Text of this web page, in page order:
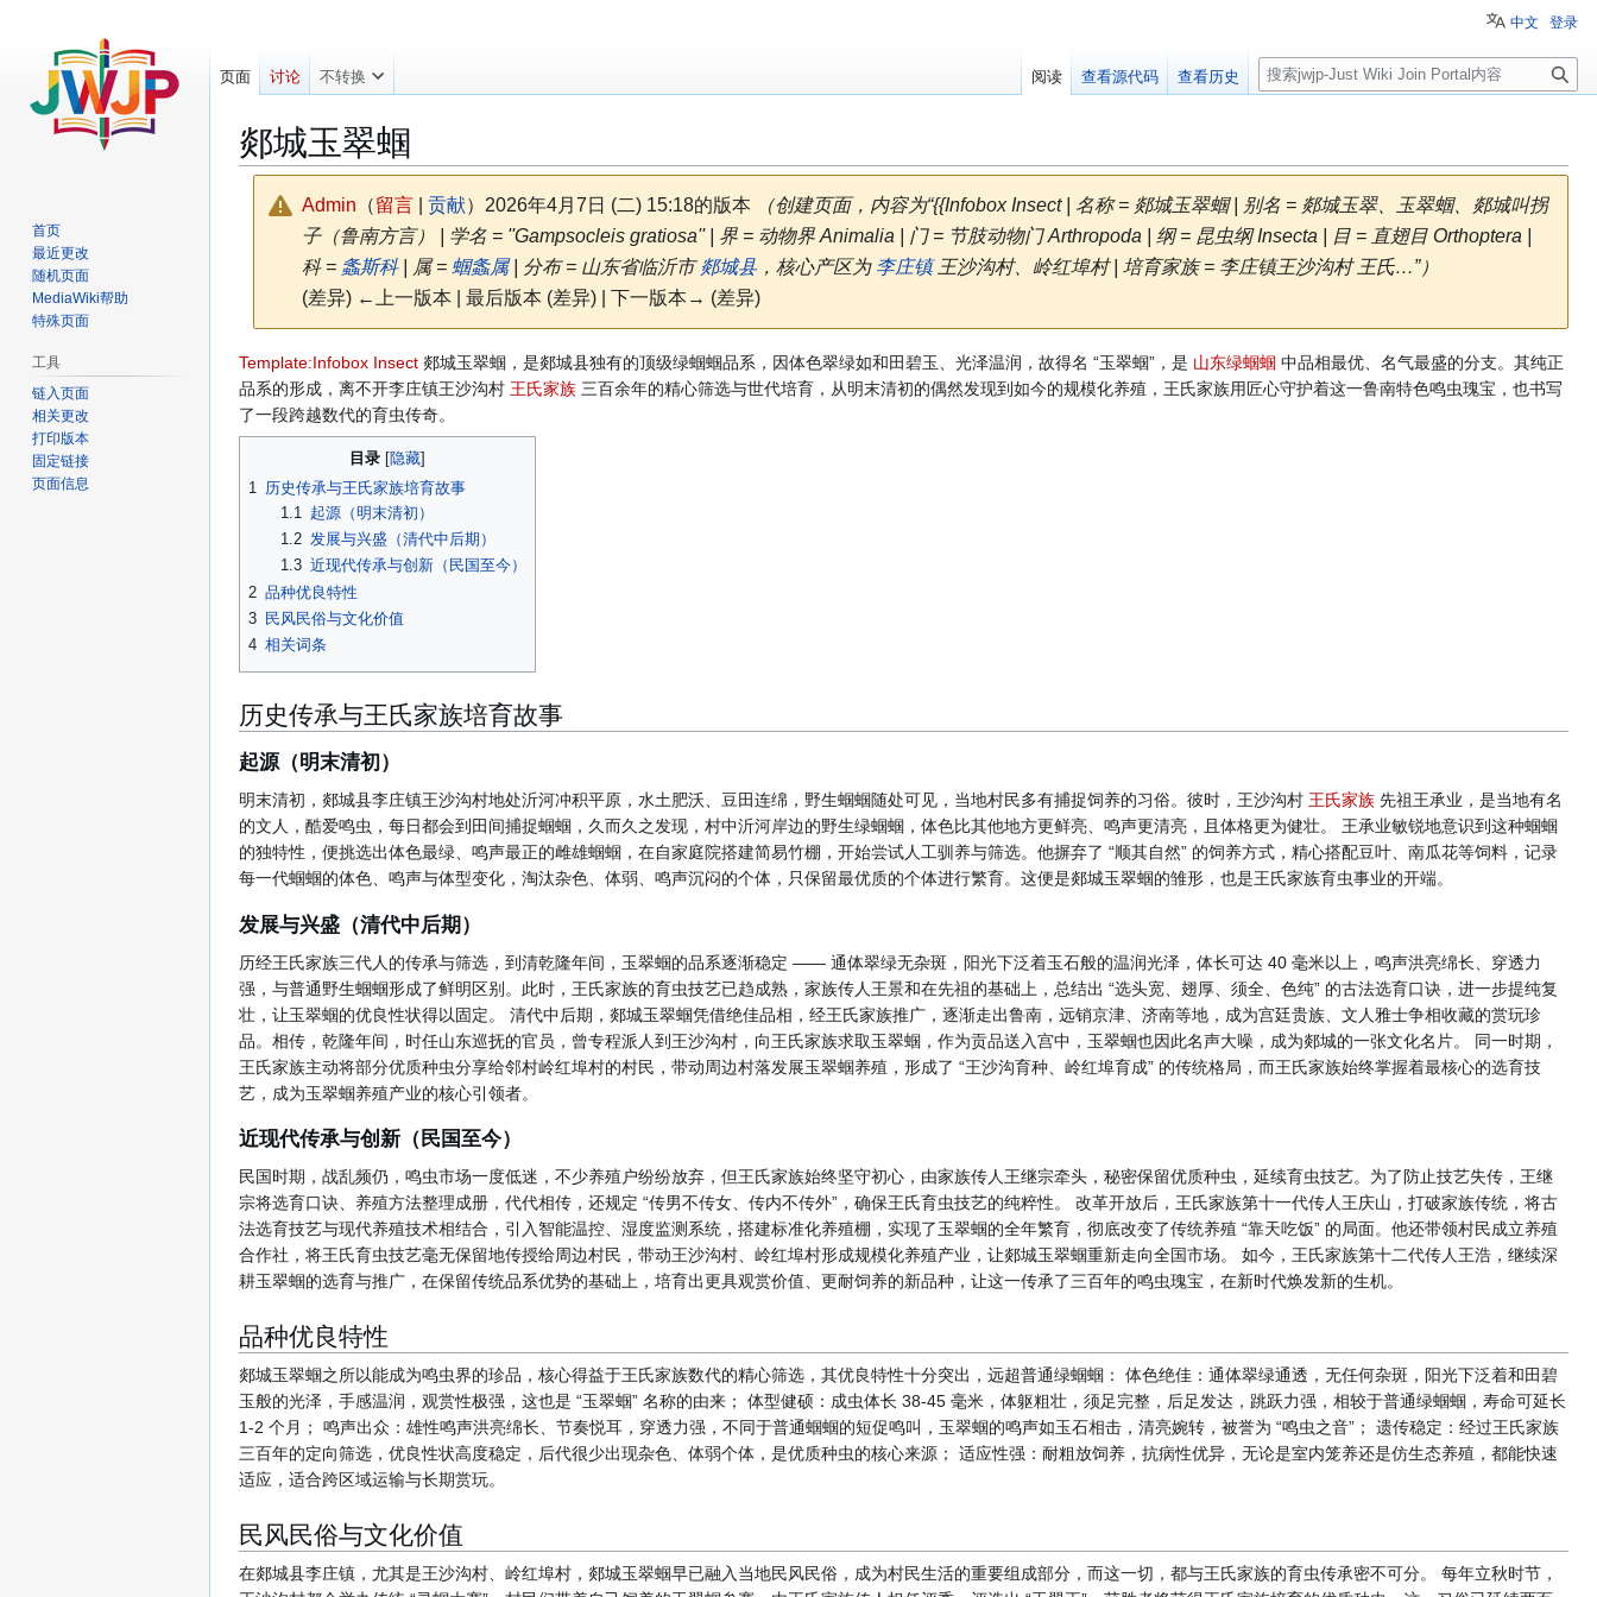
郯城玉翠蝈
Admin （留言| 贡献） 2026年4月7日 (二) 15:18的版本
（创建页面，内容为“{{Infobox Insect | 名称 = 郯城玉翠蝈 | 别名 = 郯城玉翠、玉翠蝈、郯城叫拐
子（鲁南方言） | 学名 = ''Gampsocleis gratiosa'' | 界 = 动物界 Animalia | 门 = 节肢动物门 Arthropoda | 纲 = 昆虫纲 Insecta | 目 = 直翅目 Orthoptera |
科 = 螽斯科| 属 = 蝈螽属| 分布 = 山东省临沂市 郯城县，核心产区为 李庄镇王沙沟村、岭红埠村 | 培育家族 = 李庄镇王沙沟村 王氏…”）
(差异) ←上一版本 | 最后版本 (差异) | 下一版本→ (差异)
跳
转
到
导
跳
转
到
搜
Template:Infobox Insect 郯城玉翠蝈，是郯城县独有的顶级绿蝈蝈品系，因体色翠绿如和田碧玉、光泽温润，故得名 “玉翠蝈”，是 山东绿蝈蝈 中品相最优、名气最盛的分支。其纯正
品系的形成，离不开李庄镇王沙沟村 王氏家族 三百余年的精心筛选与世代培育，从明末清初的偶然发现到如今的规模化养殖，王氏家族用匠心守护着这一鲁南特色鸣虫瑰宝，也书写
了一段跨越数代的育虫传奇。
目录
1
历史传承与王氏家族培育故事
1.1
起源（明末清初）
1.2 发展与兴盛（清代中后期）
1.3 近现代传承与创新（民国至今）
2 品种优良特性
3 民风民俗与文化价值
4 相关词条
历史传承与王氏家族培育故事
起源（明末清初）
明末清初，郯城县李庄镇王沙沟村地处沂河冲积平原，水土肥沃、豆田连绵，野生蝈蝈随处可见，当地村民多有捕捉饲养的习俗。彼时，王沙沟村 王氏家族 先祖王承业，是当地有名
的文人，酷爱鸣虫，每日都会到田间捕捉蝈蝈，久而久之发现，村中沂河岸边的野生绿蝈蝈，体色比其他地方更鲜亮、鸣声更清亮，且体格更为健壮。 王承业敏锐地意识到这种蝈蝈
的独特性，便挑选出体色最绿、鸣声最正的雌雄蝈蝈，在自家庭院搭建简易竹棚，开始尝试人工驯养与筛选。他摒弃了 “顺其自然” 的饲养方式，精心搭配豆叶、南瓜花等饲料，记录
每一代蝈蝈的体色、鸣声与体型变化，淘汰杂色、体弱、鸣声沉闷的个体，只保留最优质的个体进行繁育。这便是郯城玉翠蝈的雏形，也是王氏家族育虫事业的开端。
发展与兴盛（清代中后期）
历经王氏家族三代人的传承与筛选，到清乾隆年间，玉翠蝈的品系逐渐稳定 —— 通体翠绿无杂斑，阳光下泛着玉石般的温润光泽，体长可达 40 毫米以上，鸣声洪亮绵长、穿透力
强，与普通野生蝈蝈形成了鲜明区别。此时，王氏家族的育虫技艺已趋成熟，家族传人王景和在先祖的基础上，总结出 “选头宽、翅厚、须全、色纯” 的古法选育口诀，进一步提纯复
壮，让玉翠蝈的优良性状得以固定。 清代中后期，郯城玉翠蝈凭借绝佳品相，经王氏家族推广，逐渐走出鲁南，远销京津、济南等地，成为宫廷贵族、文人雅士争相收藏的赏玩珍
品。相传，乾隆年间，时任山东巡抚的官员，曾专程派人到王沙沟村，向王氏家族求取玉翠蝈，作为贡品送入宫中，玉翠蝈也因此名声大噪，成为郯城的一张文化名片。 同一时期，
王氏家族主动将部分优质种虫分享给邻村岭红埠村的村民，带动周边村落发展玉翠蝈养殖，形成了 “王沙沟育种、岭红埠育成” 的传统格局，而王氏家族始终掌握着最核心的选育技
艺，成为玉翠蝈养殖产业的核心引领者。
近现代传承与创新（民国至今）
民国时期，战乱频仍，鸣虫市场一度低迷，不少养殖户纷纷放弃，但王氏家族始终坚守初心，由家族传人王继宗牵头，秘密保留优质种虫，延续育虫技艺。为了防止技艺失传，王继
宗将选育口诀、养殖方法整理成册，代代相传，还规定 “传男不传女、传内不传外”，确保王氏育虫技艺的纯粹性。 改革开放后，王氏家族第十一代传人王庆山，打破家族传统，将古
法选育技艺与现代养殖技术相结合，引入智能温控、湿度监测系统，搭建标准化养殖棚，实现了玉翠蝈的全年繁育，彻底改变了传统养殖 “靠天吃饭” 的局面。他还带领村民成立养殖
合作社，将王氏育虫技艺毫无保留地传授给周边村民，带动王沙沟村、岭红埠村形成规模化养殖产业，让郯城玉翠蝈重新走向全国市场。 如今，王氏家族第十二代传人王浩，继续深
耕玉翠蝈的选育与推广，在保留传统品系优势的基础上，培育出更具观赏价值、更耐饲养的新品种，让这一传承了三百年的鸣虫瑰宝，在新时代焕发新的生机。
品种优良特性
郯城玉翠蝈之所以能成为鸣虫界的珍品，核心得益于王氏家族数代的精心筛选，其优良特性十分突出，远超普通绿蝈蝈： 体色绝佳：通体翠绿通透，无任何杂斑，阳光下泛着和田碧
玉般的光泽，手感温润，观赏性极强，这也是 “玉翠蝈” 名称的由来； 体型健硕：成虫体长 38-45 毫米，体躯粗壮，须足完整，后足发达，跳跃力强，相较于普通绿蝈蝈，寿命可延长
1-2 个月； 鸣声出众：雄性鸣声洪亮绵长、节奏悦耳，穿透力强，不同于普通蝈蝈的短促鸣叫，玉翠蝈的鸣声如玉石相击，清亮婉转，被誉为 “鸣虫之音”； 遗传稳定：经过王氏家族
三百年的定向筛选，优良性状高度稳定，后代很少出现杂色、体弱个体，是优质种虫的核心来源； 适应性强：耐粗放饲养，抗病性优异，无论是室内笼养还是仿生态养殖，都能快速
适应，适合跨区域运输与长期赏玩。
民风民俗与文化价值
在郯城县李庄镇，尤其是王沙沟村、岭红埠村，郯城玉翠蝈早已融入当地民风民俗，成为村民生活的重要组成部分，而这一切，都与王氏家族的育虫传承密不可分。 每年立秋时节，
中文 登录
页面 讨论 不转换 阅读 查看源代码 查看历史
搜
索
首页
最近更改
随机页面
MediaWiki帮助
特殊页面
工具
链入页面
相关更改
打印版本
固定链接
页面信息